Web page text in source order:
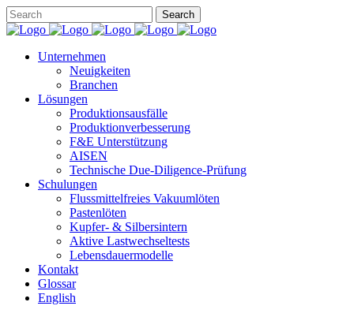
Unternehmen
Neuigkeiten
Branchen
Lösungen
Produktionsausfälle
Produktionverbesserung
F&E Unterstützung
AISEN
Technische Due-Diligence-Prüfung
Schulungen
Flussmittelfreies Vakuumlöten
Pastenlöten
Kupfer- & Silbersintern
Aktive Lastwechseltests
Lebensdauermodelle
Kontakt
Glossar
English